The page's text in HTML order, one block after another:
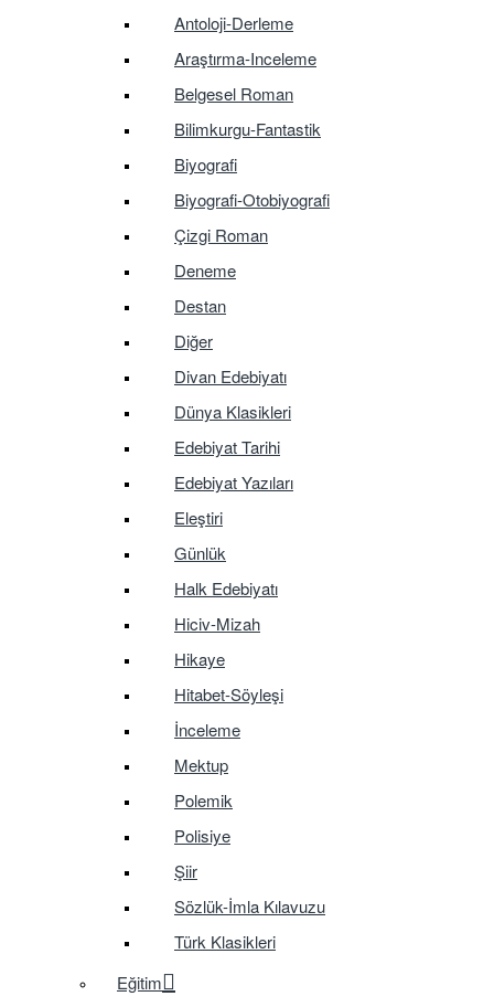
Antoloji-Derleme
Araştırma-Inceleme
Belgesel Roman
Bilimkurgu-Fantastik
Biyografi
Biyografi-Otobiyografi
Çizgi Roman
Deneme
Destan
Diğer
Divan Edebiyatı
Dünya Klasikleri
Edebiyat Tarihi
Edebiyat Yazıları
Eleştiri
Günlük
Halk Edebiyatı
Hiciv-Mizah
Hikaye
Hitabet-Söyleşi
İnceleme
Mektup
Polemik
Polisiye
Şiir
Sözlük-İmla Kılavuzu
Türk Klasikleri
Eğitim